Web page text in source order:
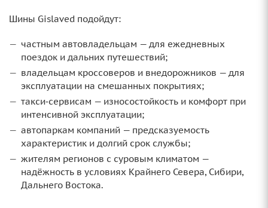
Шины Gislaved подойдут:
частным автовладельцам — для ежедневных
поездок и дальних путешествий;
владельцам кроссоверов и внедорожников — для
эксплуатации на смешанных покрытиях;
такси‑сервисам — износостойкость и комфорт при
интенсивной эксплуатации;
автопаркам компаний — предсказуемость
характеристик и долгий срок службы;
жителям регионов с суровым климатом —
надёжность в условиях Крайнего Севера, Сибири,
Дальнего Востока.